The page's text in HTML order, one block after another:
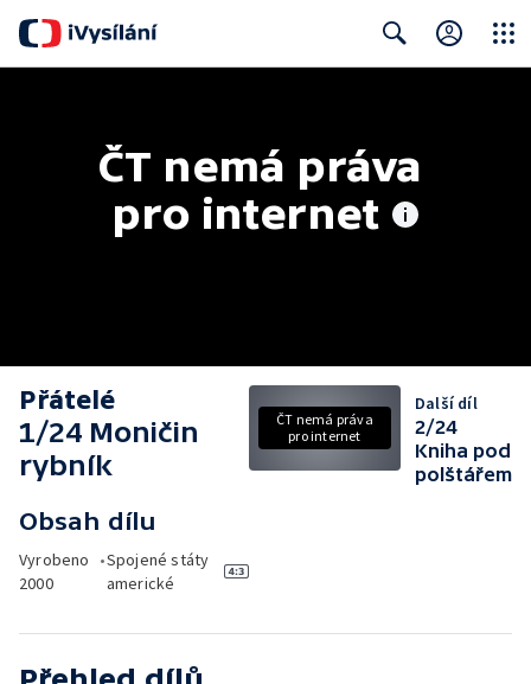
ČT nemá práva
pro internet
Přátelé
1/24 Moničin
rybník
Obsah dílu
Vyrobeno
2000
•Spojené státy
americké
ČT nemá práva
pro internet
Další díl
2/24
Kniha pod
polštářem